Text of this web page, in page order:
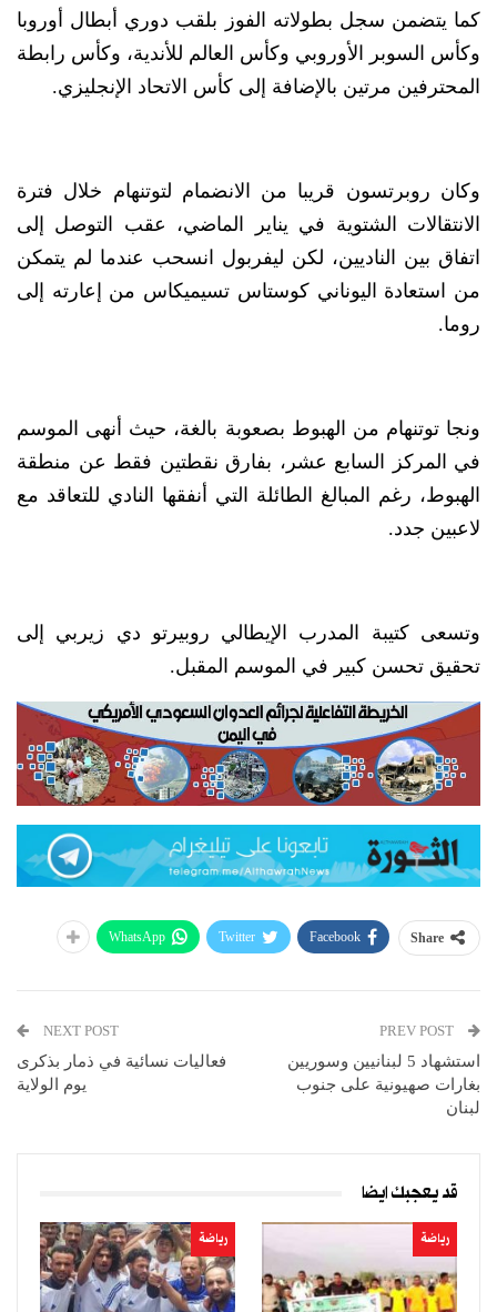
كما يتضمن سجل بطولاته الفوز بلقب دوري أبطال أوروبا
وكأس السوبر الأوروبي وكأس العالم للأندية، وكأس رابطة
المحترفين مرتين بالإضافة إلى كأس الاتحاد الإنجليزي.
وكان روبرتسون قريبا من الانضمام لتوتنهام خلال فترة
الانتقالات الشتوية في يناير الماضي، عقب التوصل إلى
اتفاق بين الناديين، لكن ليفربول انسحب عندما لم يتمكن
من استعادة اليوناني كوستاس تسيميكاس من إعارته إلى
روما.
ونجا توتنهام من الهبوط بصعوبة بالغة، حيث أنهى الموسم
في المركز السابع عشر، بفارق نقطتين فقط عن منطقة
الهبوط، رغم المبالغ الطائلة التي أنفقها النادي للتعاقد مع
لاعبين جدد.
وتسعى كتيبة المدرب الإيطالي روبيرتو دي زيربي إلى
تحقيق تحسن كبير في الموسم المقبل.
Share
Facebook
Twitter
WhatsApp
استشهاد 5 لبنانيين وسوريين
بغارات صهيونية على جنوب
لبنان
NEXT POST
فعاليات نسائية في ذمار بذكرى
يوم الولاية
قد يعجبك ايضا
رياضة رياضة